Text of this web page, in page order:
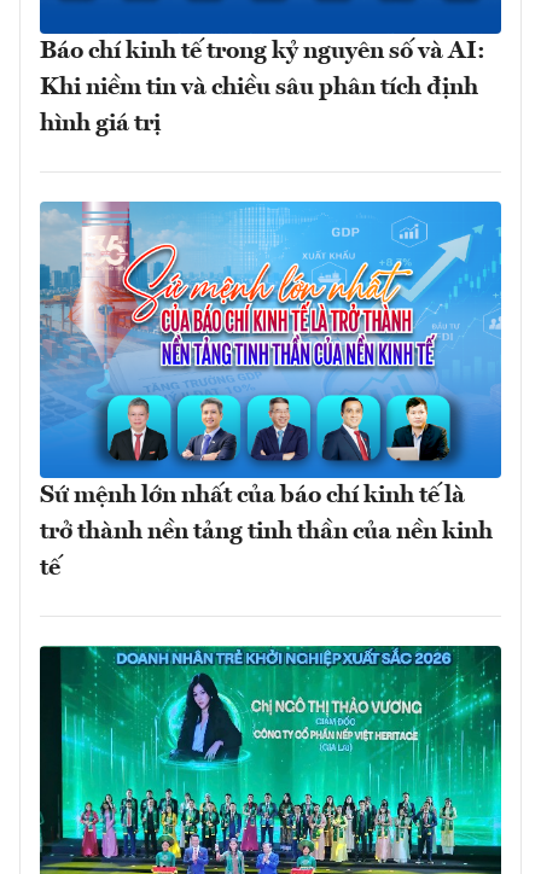
Báo chí kinh tế trong kỷ nguyên số và AI:
Khi niềm tin và chiều sâu phân tích định
hình giá trị
Sứ mệnh lớn nhất của báo chí kinh tế là
trở thành nền tảng tinh thần của nền kinh
tế